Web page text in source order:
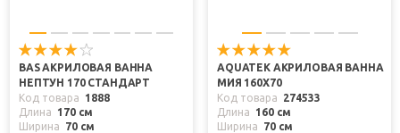
BAS АКРИЛОВАЯ ВАННА
НЕПТУН 170 СТАНДАРТ
Код товара
1888
Длина
170 см
Ширина
70 см
AQUATEK АКРИЛОВАЯ ВАННА
МИЯ 160X70
Код товара
274533
Длина
160 см
Ширина
70 см